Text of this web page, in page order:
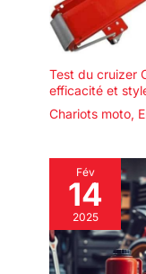
Test du cruizer
efficacité et
Chariots moto,
Fév
14
2025